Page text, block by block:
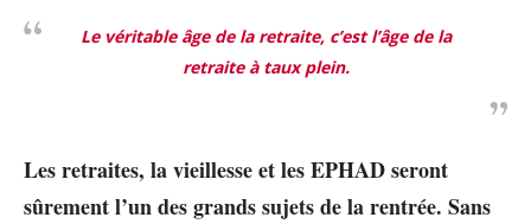
Le véritable âge de la retraite, c’est l’âge de la
retraite à taux plein.
Les retraites, la vieillesse et les EPHAD seront
sûrement l’un des grands sujets de la rentrée. Sans